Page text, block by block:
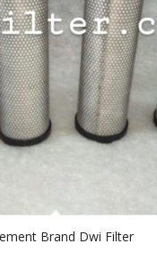
Brand Dwi Filter